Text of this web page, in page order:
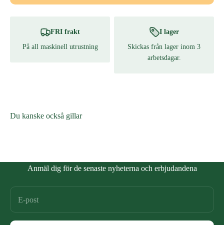
FRI frakt
På all maskinell utrustning
I lager
Skickas från lager inom 3
arbetsdagar.
Anmäl dig för de senaste nyheterna och erbjudandena
E-post